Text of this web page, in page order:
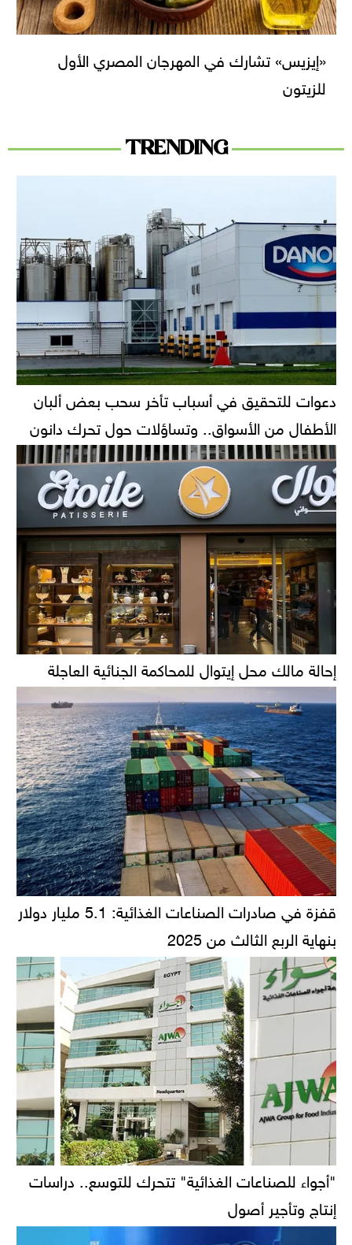
«إيزيس» تشارك في المهرجان المصري الأول
للزيتون
TRENDING
دعوات للتحقيق في أسباب تأخر سحب بعض ألبان
الأطفال من الأسواق.. وتساؤلات حول تحرك دانون
إحالة مالك محل إيتوال للمحاكمة الجنائية العاجلة
قفزة في صادرات الصناعات الغذائية: 5.1 مليار دولار
بنهاية الربع الثالث من 2025
"أجواء للصناعات الغذائية" تتحرك للتوسع.. دراسات
إنتاج وتأجير أصول